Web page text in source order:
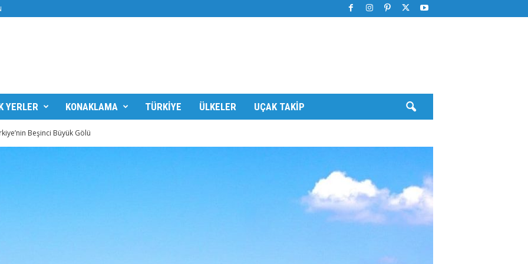
YERLER KONAKLAMA TÜRKIYE ÜLKELER UÇAK TAKIP
Beşinci Büyük Gölü